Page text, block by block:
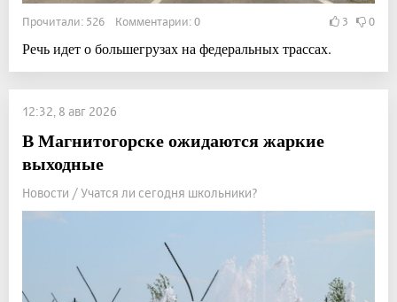
Прочитали: 526 Комментарии: 0 3 0
Речь идет о большегрузах на федеральных трассах.
12:32, 8 авг 2026
В Магнитогорске ожидаются жаркие
выходные
Новости / Учатся ли сегодня школьники?